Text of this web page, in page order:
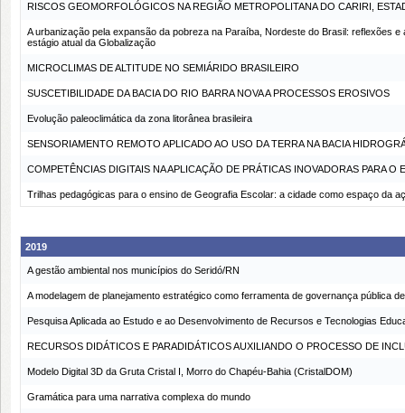
RISCOS GEOMORFOLÓGICOS NA REGIÃO METROPOLITANA DO CARIRI,
A urbanização pela expansão da pobreza na Paraíba, Nordeste do Brasil: reflexões
estágio atual da Globalização
MICROCLIMAS DE ALTITUDE NO SEMIÁRIDO BRASILEIRO
SUSCETIBILIDADE DA BACIA DO RIO BARRA NOVA A PROCESSOS EROSIVOS
Evolução paleoclimática da zona litorânea brasileira
SENSORIAMENTO REMOTO APLICADO AO USO DA TERRA NA BACIA
COMPETÊNCIAS DIGITAIS NA APLICAÇÃO DE PRÁTICAS INOVADORAS PARA O
Trilhas pedagógicas para o ensino de Geografia Escolar: a cidade como espaço da
2019
A gestão ambiental nos municípios do Seridó/RN
A modelagem de planejamento estratégico como ferramenta de governança pública
Pesquisa Aplicada ao Estudo e ao Desenvolvimento de Recursos e Tecnologias
RECURSOS DIDÁTICOS E PARADIDÁTICOS AUXILIANDO O PROCESSO DE
Modelo Digital 3D da Gruta Cristal I, Morro do Chapéu-Bahia (CristalDOM)
Gramática para uma narrativa complexa do mundo